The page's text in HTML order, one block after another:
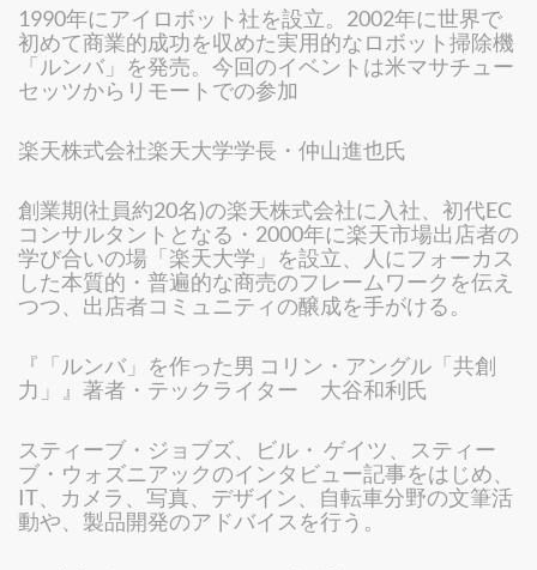
1990年にアイロボット社を設立。2002年に世界で
初めて商業的成功を収めた実用的なロボット掃除機
「ルンバ」を発売。今回のイベントは米マサチュー
セッツからリモートでの参加
楽天株式会社楽天大学学長・仲山進也氏
創業期(社員約20名)の楽天株式会社に入社、初代EC
コンサルタントとなる・2000年に楽天市場出店者の
学び合いの場「楽天大学」を設立、人にフォーカス
した本質的・普遍的な商売のフレームワークを伝え
つつ、出店者コミュニティの醸成を手がける。
『「ルンバ」を作った男 コリン・アングル「共創
力」』著者・テックライター 大谷和利氏
スティーブ・ジョブズ、ビル・ ゲイツ、スティー
ブ・ウォズニアックのインタビュー記事をはじめ、
IT、カメラ、写真、デザイン、自転車分野の文筆活
動や、製品開発のアドバイスを行う。